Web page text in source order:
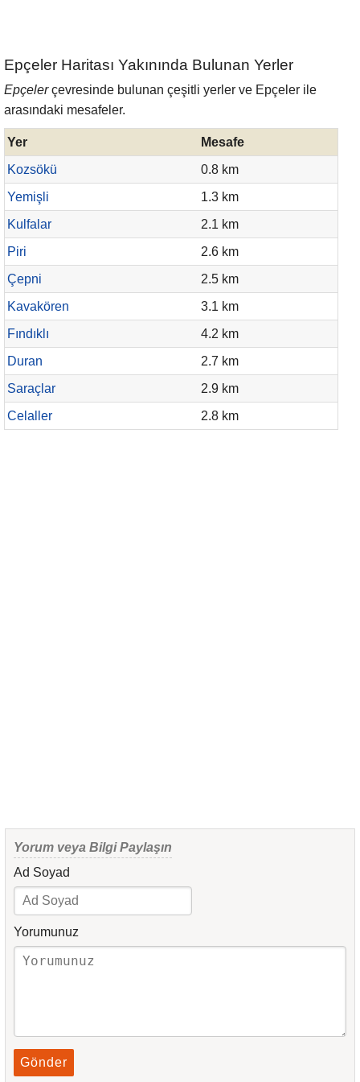
Epçeler Haritası Yakınında Bulunan Yerler
Epçelerçevresinde bulunan çeşitli yerler ve Epçeler ile
arasındaki mesafeler.
Yer
Mesafe
Kozsökü
0.8 km
Yemişli
1.3 km
Kulfalar
2.1 km
Piri
2.6 km
Çepni
2.5 km
Kavakören
3.1 km
Fındıklı
4.2 km
Duran
2.7 km
Saraçlar
2.9 km
Celaller
2.8 km
Yorum veya Bilgi Paylaşın
Ad Soyad
Yorumunuz
Gönder